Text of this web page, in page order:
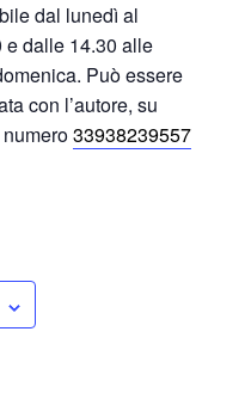
dal lunedì al
e dalle 14.30 alle
Può essere
con l’autore, su
33938239557